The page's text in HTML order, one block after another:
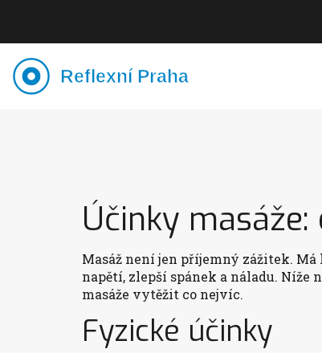
Účinky
Masáž není jen příjemný zážitek.
napětí, zlepší spánek a náladu.
masáže vytěžit co nejvíc.
Fyzické účinky